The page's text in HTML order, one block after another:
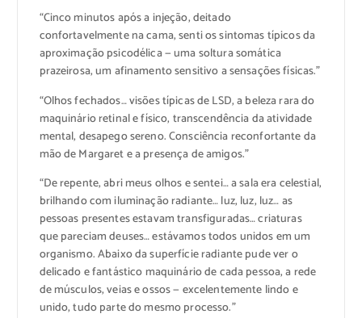
“Cinco minutos após a injeção, deitado
confortavelmente na cama, senti os sintomas típicos da
aproximação psicodélica — uma soltura somática
prazeirosa, um afinamento sensitivo a sensações físicas.”
“Olhos fechados… visões típicas de LSD, a beleza rara do
maquinário retinal e físico, transcendência da atividade
mental, desapego sereno. Consciência reconfortante da
mão de Margaret e a presença de amigos.”
“De repente, abri meus olhos e sentei… a sala era celestial,
brilhando com iluminação radiante… luz, luz, luz… as
pessoas presentes estavam transfiguradas… criaturas
que pareciam deuses… estávamos todos unidos em um
organismo. Abaixo da superfície radiante pude ver o
delicado e fantástico maquinário de cada pessoa, a rede
de músculos, veias e ossos — excelentemente lindo e
unido, tudo parte do mesmo processo.”